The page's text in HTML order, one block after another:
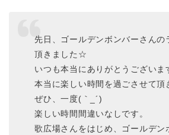
先日、ゴールデンボンバーさんの
頂きました☆
いつも本当にありがとうございま
本当に楽しい時間を過ごさせて
ぜひ、一度(｀_´)ゞ
楽しい時間間違いなしです。
歌広場さんをはじめ、ゴールデン